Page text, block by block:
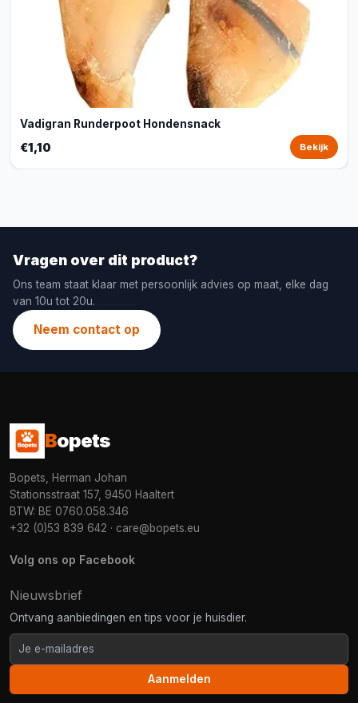
Vadigran Runderpoot Hondensnack
€1,10 Bekijk
Vragen over dit product?
Ons team staat klaar met persoonlijk advies op maat, elke dag
van 10u tot 20u.
Neem contact op
Bopets
Bopets, Herman Johan
Stationsstraat 157, 9450 Haaltert
BTW: BE 0760.058.346
+32 (0)53 839 642 · care@bopets.eu
Volg ons op Facebook
Nieuwsbrief
Ontvang aanbiedingen en tips voor je huisdier.
Aanmelden